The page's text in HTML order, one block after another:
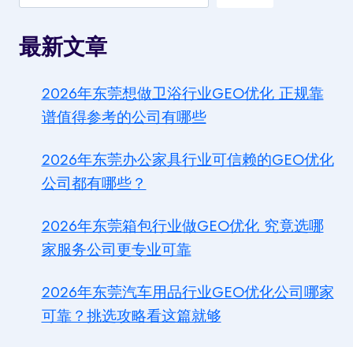
最新文章
2026年东莞想做卫浴行业GEO优化 正规靠
谱值得参考的公司有哪些
2026年东莞办公家具行业可信赖的GEO优化
公司都有哪些？
2026年东莞箱包行业做GEO优化 究竟选哪
家服务公司更专业可靠
2026年东莞汽车用品行业GEO优化公司哪家
可靠？挑选攻略看这篇就够